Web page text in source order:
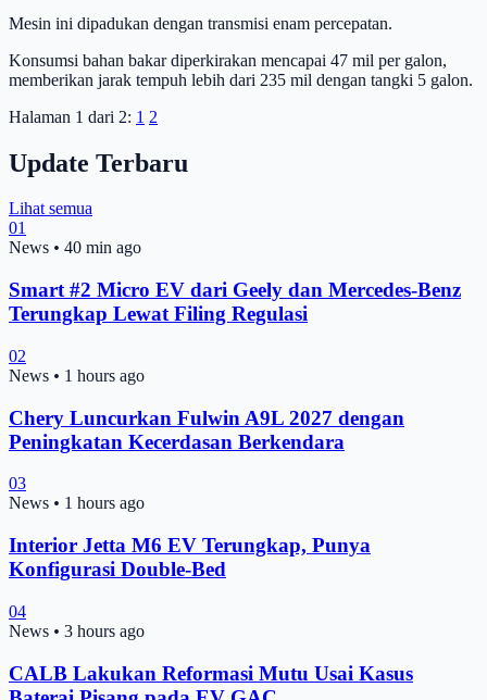
Mesin ini dipadukan dengan transmisi enam percepatan.
Konsumsi bahan bakar diperkirakan mencapai 47 mil per galon,
memberikan jarak tempuh lebih dari 235 mil dengan tangki 5 galon.
Halaman 1 dari 2: 1 2
Update Terbaru
Lihat semua
01
News • 40 min ago
Smart #2 Micro EV dari Geely dan Mercedes-Benz
Terungkap Lewat Filing Regulasi
02
News • 1 hours ago
Chery Luncurkan Fulwin A9L 2027 dengan
Peningkatan Kecerdasan Berkendara
03
News • 1 hours ago
Interior Jetta M6 EV Terungkap, Punya
Konfigurasi Double-Bed
04
News • 3 hours ago
CALB Lakukan Reformasi Mutu Usai Kasus